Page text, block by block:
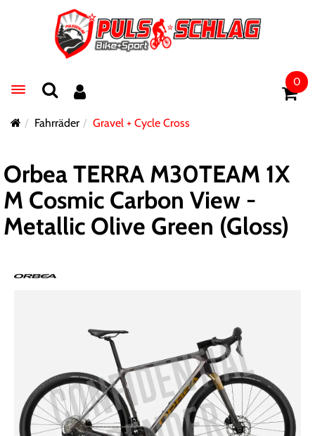
Toggle navigation
0
Fahrräder Gravel + Cycle Cross
Orbea TERRA M30TEAM 1X
M Cosmic Carbon View -
Metallic Olive Green (Gloss)